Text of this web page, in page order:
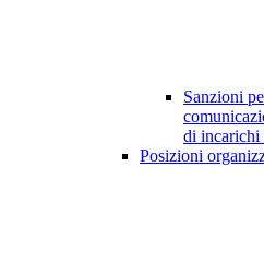
Sanzioni
di incarichi
Posizioni